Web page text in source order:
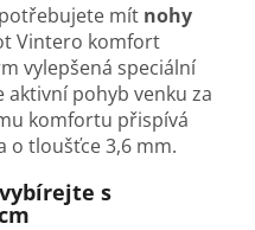
mít nohy
Vintero komfort
vylepšená speciální
pohyb venku za
komfortu přispívá
o tloušťce 3,6 mm.
s